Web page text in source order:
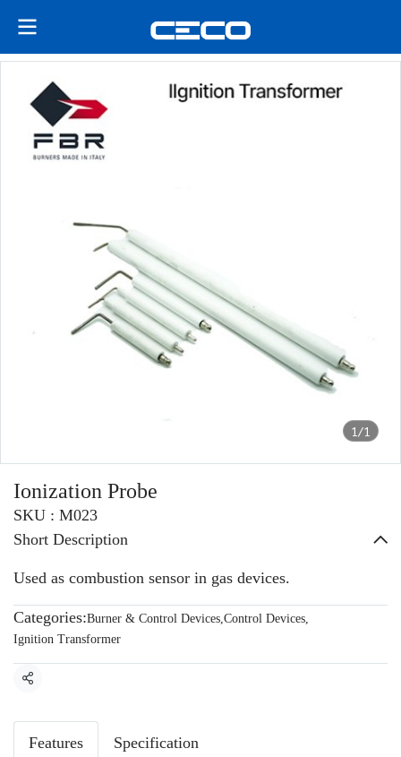
1/1
Ionization Probe
SKU : M023
Short Description
Used as combustion sensor in gas devices.
Categories:Burner & Control Devices,Control Devices,
Ignition Transformer
Share
Features Specification